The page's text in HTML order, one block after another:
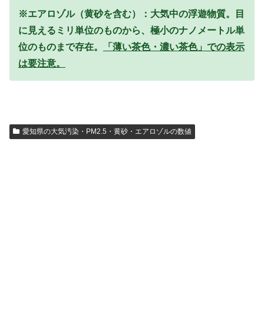
※エアロゾル（黄砂を含む）：大気中の浮遊物質。目
に見えるミリ単位のものから、極小のナノメートル単
位のものまで存在。
「薄い茶色・濃い茶色」での表示
は要注意。
愛知県の大気汚染・PM2.5・黄砂・エアロゾルの数値